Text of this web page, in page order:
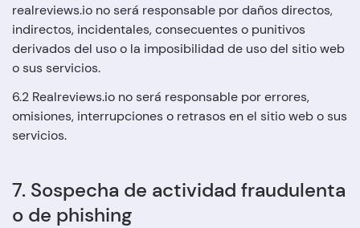
realreviews.io no será responsable por daños directos,
indirectos, incidentales, consecuentes o punitivos
derivados del uso o la imposibilidad de uso del sitio web
o sus servicios.
6.2 Realreviews.io no será responsable por errores,
omisiones, interrupciones o retrasos en el sitio web o sus
servicios.
7. Sospecha de actividad fraudulenta
o de phishing